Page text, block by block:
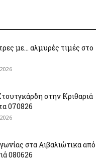
με… αλμυρές τιμές στο
στην Κριθαριά
070826
στα Αιβαλιώτικα από
080626